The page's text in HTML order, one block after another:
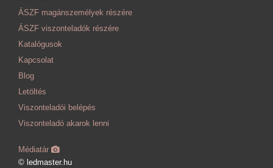
ÁSZF magánszemélyek részére
ÁSZF viszonteladók részére
Katalógusok
Kapcsolat
Blog
Letöltés
Viszonteladói belépés
Viszonteladó akarok lenni
Médiatár
© ledmaster.hu